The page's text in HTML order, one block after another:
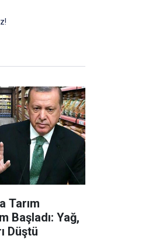
Tarım
Başladı: Yağ,
Düştü